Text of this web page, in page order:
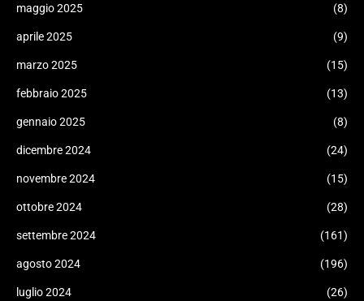
maggio 2025 (8)
aprile 2025 (9)
marzo 2025 (15)
febbraio 2025 (13)
gennaio 2025 (8)
dicembre 2024 (24)
novembre 2024 (15)
ottobre 2024 (28)
settembre 2024 (161)
agosto 2024 (196)
luglio 2024 (26)